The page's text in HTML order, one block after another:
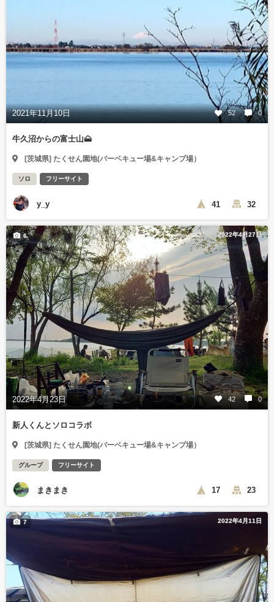
2021年11月10日 52 0
牛久沼からの富士山🗻
[茨城県] たくせん園地(バーベキュー場&キャンプ場）
ソロ フリーサイト
y_y 41 32
2022年4月27日
2022年4月23日 42 0
6
新人くんとソロコラボ
[茨城県] たくせん園地(バーベキュー場&キャンプ場）
グループ フリーサイト
まきまき 17 23
2022年4月11日
7